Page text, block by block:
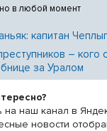
в любой момент
капитан
– кого
за Уралом
на наш канал в
новости